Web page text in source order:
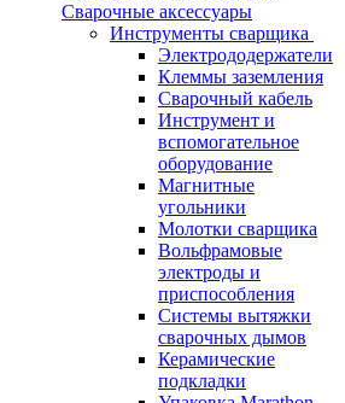
Сварочные аксессуары
Инструменты сварщика
Электрододержатели
Клеммы заземления
Сварочный кабель
Инструмент и
вспомогательное
оборудование
Магнитные
угольники
Молотки сварщика
Вольфрамовые
электроды и
приспособления
Системы вытяжки
сварочных дымов
Керамические
подкладки